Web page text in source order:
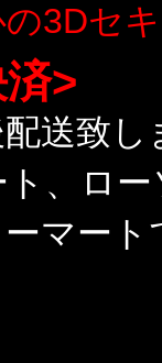
の3Dセ
>
配送致し
ト、ロ
マー